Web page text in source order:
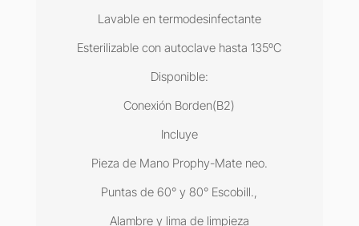
Lavable en termodesinfectante
Esterilizable con autoclave hasta 135ºC
Disponible:
Conexión Borden(B2)
Incluye
Pieza de Mano Prophy-Mate neo.
Puntas de 60° y 80° Escobill.,
Alambre y lima de limpieza